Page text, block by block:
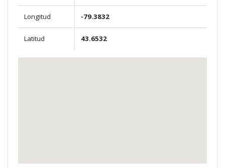
Longitud -79.3832
Latitud 43.6532